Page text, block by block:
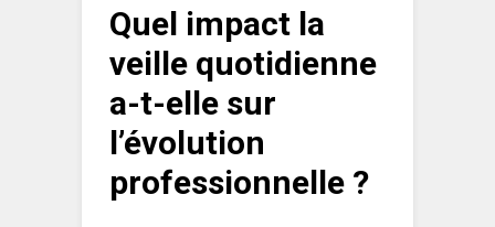
Quel impact la
veille quotidienne
a-t-elle sur
l’évolution
professionnelle ?